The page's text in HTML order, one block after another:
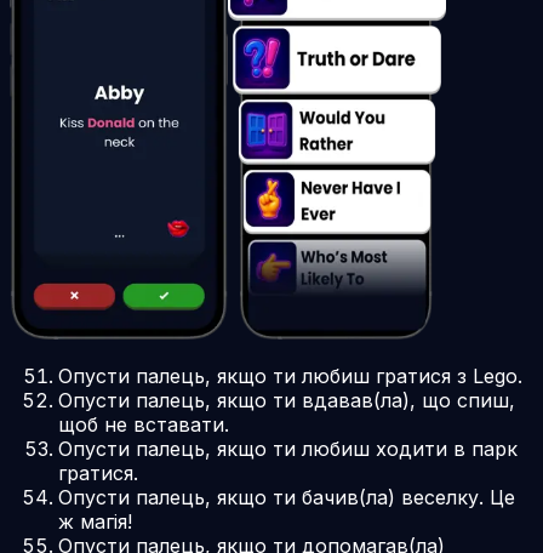
Опусти палець, якщо ти любиш гратися з Lego.
Опусти палець, якщо ти вдавав(ла), що спиш,
щоб не вставати.
Опусти палець, якщо ти любиш ходити в парк
гратися.
Опусти палець, якщо ти бачив(ла) веселку. Це
ж магія!
Опусти палець, якщо ти допомагав(ла)